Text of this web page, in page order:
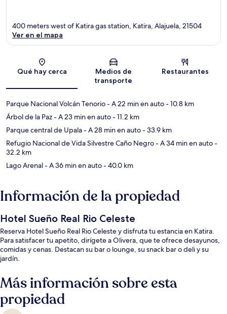
Sección del mapa
400 meters west of Katira gas station, Katira, Alajuela, 21504
Ver en el mapa
Qué hay cerca
Medios de
transporte
Restaurantes
Parque Nacional Volcán Tenorio- A 22 min en auto- 10.8 km
Árbol de la Paz- A 23 min en auto- 11.2 km
Parque central de Upala- A 28 min en auto- 33.9 km
Refugio Nacional de Vida Silvestre Caño Negro- A 34 min en auto-
32.2 km
Lago Arenal- A 36 min en auto- 40.0 km
Información de la propiedad
Hotel Sueño Real Rio Celeste
Reserva Hotel Sueño Real Rio Celeste y disfruta tu estancia en Katira.
Para satisfacer tu apetito, dirígete a Olivera, que te ofrece desayunos,
comidas y cenas. Destacan su bar o lounge, su snack bar o deli y su
jardín.
Más información sobre esta
propiedad